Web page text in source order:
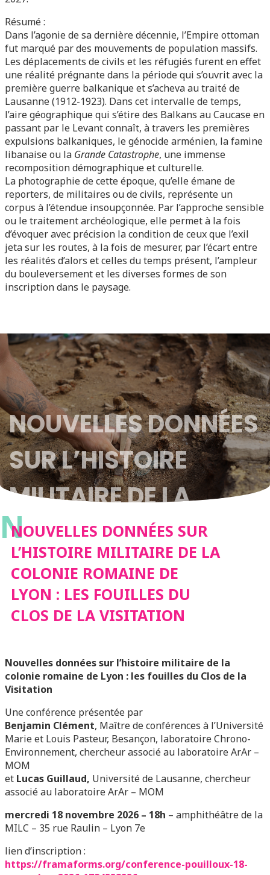
Résumé :
Dans l’agonie de sa dernière décennie, l’Empire ottoman
fut marqué par des mouvements de population massifs.
Les déplacements de civils et les réfugiés furent en effet
une réalité prégnante dans la période qui s’ouvrit avec la
première guerre balkanique et s’acheva au traité de
Lausanne (1912-1923). Dans cet intervalle de temps,
l’aire géographique qui s’étire des Balkans au Caucase en
passant par le Levant connaît, à travers les premières
expulsions balkaniques, le génocide arménien, la famine
libanaise ou la Grande Catastrophe, une immense
recomposition démographique et culturelle.
La photographie de cette époque, qu’elle émane de
reporters, de militaires ou de civils, représente un
corpus à l’étendue insoupçonnée. Par l’approche sensible
ou le traitement archéologique, elle permet à la fois
d’évoquer avec précision la condition de ceux que l’exil
jeta sur les routes, à la fois de mesurer, par l’écart entre
les réalités d’alors et celles du temps présent, l’ampleur
du bouleversement et les diverses formes de son
inscription dans le paysage.
NOUVELLES DONNÉES
SUR L’HISTOIRE
MILITAIRE DE LA
COLONIE ROMAINE
DE LYON : LES
FOUILLES DU CLOS DE
N
NOUVELLES DONNÉES SUR
L’HISTOIRE MILITAIRE DE LA
COLONIE ROMAINE DE
LYON : LES FOUILLES DU
CLOS DE LA VISITATION
Nouvelles données sur l’histoire militaire de la
colonie romaine de Lyon : les fouilles du Clos de la
Visitation
Une conférence présentée par
Benjamin Clément, Maître de conférences à l’Université
Marie et Louis Pasteur, Besançon, laboratoire Chrono-
Environnement, chercheur associé au laboratoire ArAr –
MOM
et Lucas Guillaud, Université de Lausanne, chercheur
associé au laboratoire ArAr – MOM
mercredi 18 novembre 2026 – 18h – amphithéâtre de la
MILC – 35 rue Raulin – Lyon 7e
lien d’inscription :
https://framaforms.org/conference-pouilloux-18-